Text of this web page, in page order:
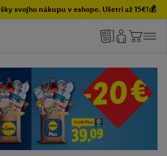
svojho nákupu v eshope. Ušetri až 15€!💰